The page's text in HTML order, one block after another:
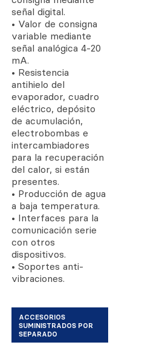
señal digital.
• Valor de consigna
variable mediante
señal analógica 4-20
mA.
• Resistencia
antihielo del
evaporador, cuadro
eléctrico, depósito
de acumulación,
electrobombas e
intercambiadores
para la recuperación
del calor, si están
presentes.
• Producción de agua
a baja temperatura.
• Interfaces para la
comunicación serie
con otros
dispositivos.
• Soportes anti-
vibraciones.
ACCESORIOS
SUMINISTRADOS POR
SEPARADO